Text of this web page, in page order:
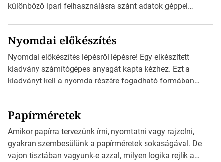
különböző ipari felhasználásra szánt adatok géppel
okostelefonjára telepíthet egy QR-kód-leolvasó
alkalmazást, ami leolvasni és dekódolni képes az URL-
információt és átirányítja a telefon böngészőjét a cég
weblapjára. A QR-kód beolvasása után a felhasználó
Nyomdai előkészítés
Nyomdai előkészítés lépésről lépésre! Egy elkészített
kiadvány számítógépes anyagát kapta kézhez. Ezt a
kiadványt kell a nyomda részére fogadható formában
Illustratorban készült vektorgrafika. *Hirdetés Minden
esetben konzultáljunk a nyomdával, mielőtt elkezdjük a
nyomdai előkészítést!Nehogy az elkészült munka után
derüljön ki, hogy valamit másképp kellett volna csinálni! […]
Papírméretek
Amikor papírra tervezünk írni, nyomtatni vagy rajzolni,
gyakran szembesülünk a papírméretek sokaságával. De
vajon tisztában vagyunk-e azzal, milyen logika rejlik a